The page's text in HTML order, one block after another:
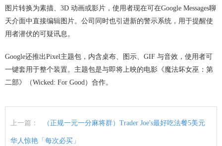
图片转换为素描、3D 动画或影片，使用者现在可在Google Messages聊
天介面中直接编辑图片。公司同时也引进新的警示系统，用于提醒使
用者潜伏的可疑讯息。
Google还推出Pixel主题包，内含桌布、图示、GIF 与音效，使用者可
一键套用于整个装置。主题包是与即将上映的电影《魔法坏女巫：第
二部》（Wicked: For Good）合作。
上一篇： （正规一元一分麻将群）Trader Joe's最好吃法餐5美元
华人惊艳「每次必买」